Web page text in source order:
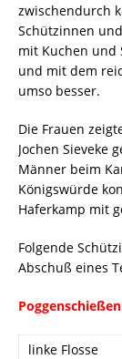
zwischendurch
Schützinnen
mit Kuchen und
und mit dem
umso besser.
Die Frauen
Jochen Sieveke
Männer beim
Königswürde
Haferkamp mit
Folgende
Abschuß eines
linke Flosse